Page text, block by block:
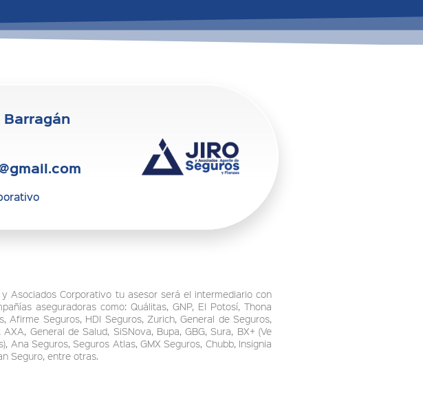
Barragán
y Asociados Corporativo tu asesor será el intermediario con
aseguradoras como: Quálitas, GNP, El Potosí, Thona
Afirme Seguros, HDI Seguros, Zurich, General de Seguros,
AXA, General de Salud, SiSNova, Bupa, GBG, Sura, BX+ (Ve
Ana Seguros, Seguros Atlas, GMX Seguros, Chubb, Insignia
Seguro, entre otras.